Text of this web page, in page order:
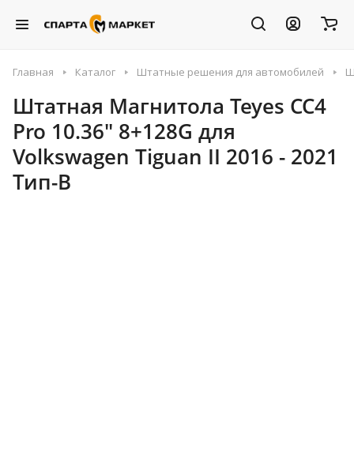
Главная Каталог Штатные решения для автомобилей
Штатная Магнитола Teyes CC4
Pro 10.36" 8+128G для
Volkswagen Tiguan II 2016 - 2021
Тип-B